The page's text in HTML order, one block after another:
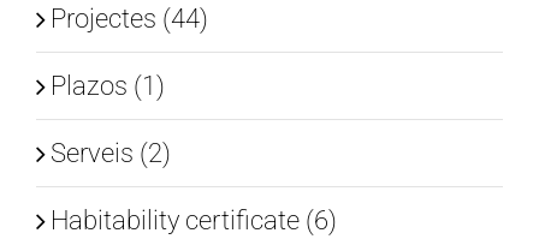
Projectes (44)
Plazos (1)
Serveis (2)
Habitability certificate (6)